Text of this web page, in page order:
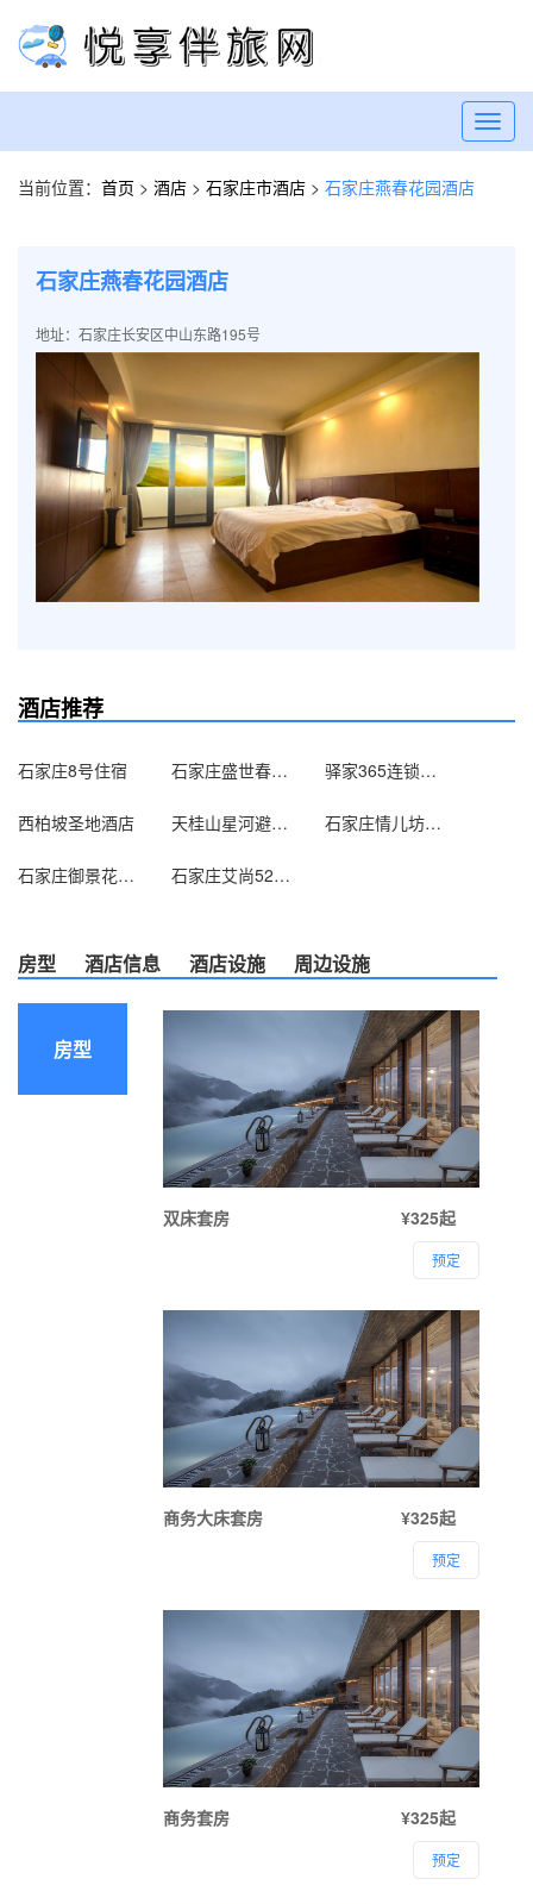
当前位置： 首页 > 酒店 > 石家庄市酒店 > 石家庄燕春花园酒店
石家庄燕春花园酒店
地址：石家庄长安区中山东路195号
酒店推荐
石家庄8号住宿 石家庄盛世春天贵族公寓 驿家365连锁酒店（石家庄建设北大街棉一桥店）
西柏坡圣地酒店 天桂山星河避暑山庄 石家庄情儿坊公寓
石家庄御景花园假日酒店 石家庄艾尚520主题酒店
房型 酒店信息 酒店设施 周边设施
房型
双床套房 ¥325起
预定
商务大床套房 ¥325起
预定
商务套房 ¥325起
预定